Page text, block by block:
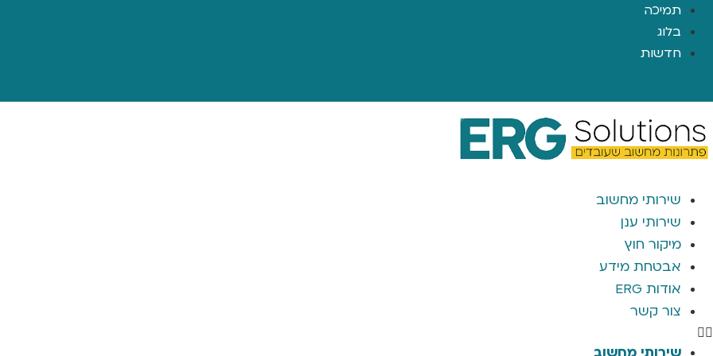
תמיכה
בלוג
חדשות
שירותי מחשוב
שירותי ענן
מיקור חוץ
אבטחת מידע
אודות ERG
צור קשר